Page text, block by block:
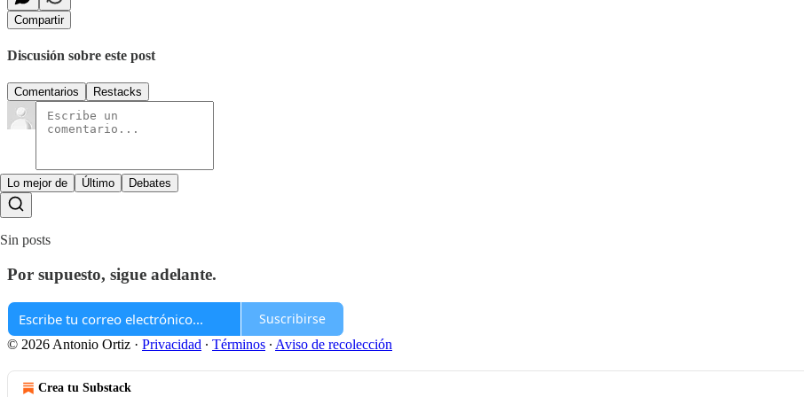
Compartir
Discusión sobre este post
Comentarios Restacks
Lo mejor de Último Debates
Sin posts
Por supuesto, sigue adelante.
Suscribirse
© 2026 Antonio Ortiz · Privacidad ∙ Términos ∙ Aviso de recolección
Crea tu Substack